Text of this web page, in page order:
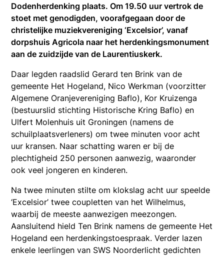
Dodenherdenking plaats. Om 19.50 uur vertrok de
stoet met genodigden, voorafgegaan door de
christelijke muziekvereniging ‘Excelsior’, vanaf
dorpshuis Agricola naar het herdenkingsmonument
aan de zuidzijde van de Laurentiuskerk.
Daar legden raadslid Gerard ten Brink van de
gemeente Het Hogeland, Nico Werkman (voorzitter
Algemene Oranjevereniging Baflo), Kor Kruizenga
(bestuurslid stichting Historische Kring Baflo) en
Ulfert Molenhuis uit Groningen (namens de
schuilplaatsverleners) om twee minuten voor acht
uur kransen. Naar schatting waren er bij de
plechtigheid 250 personen aanwezig, waaronder
ook veel jongeren en kinderen.
Na twee minuten stilte om klokslag acht uur speelde
‘Excelsior’ twee coupletten van het Wilhelmus,
waarbij de meeste aanwezigen meezongen.
Aansluitend hield Ten Brink namens de gemeente Het
Hogeland een herdenkingstoespraak. Verder lazen
enkele leerlingen van SWS Noorderlicht gedichten